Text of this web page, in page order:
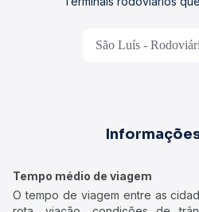
São Luís -
Tempo médio de viagem
O tempo de viagem entre as